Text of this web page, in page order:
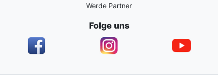
Werde Partner
Folge uns